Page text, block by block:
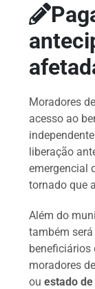
k
Moradores de
acesso ao
liberação
emergencial
tornado que
Além do
também
moradores
ouestado